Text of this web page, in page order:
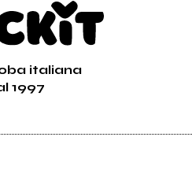
italiana
1997